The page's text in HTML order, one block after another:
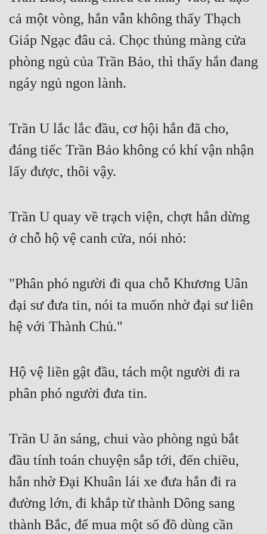
cả một vòng, hắn vẫn không thấy Thạch
Giáp Ngạc đâu cả. Chọc thủng màng cửa
phòng ngủ của Trần Bảo, thì thấy hắn đang
ngáy ngủ ngon lành.
Trần U lắc lắc đầu, cơ hội hắn đã cho,
đáng tiếc Trần Bảo không có khí vận nhận
lấy được, thôi vậy.
Trần U quay về trạch viện, chợt hắn dừng
ở chỗ hộ vệ canh cửa, nói nhỏ:
"Phân phó người đi qua chỗ Khương Uân
đại sư đưa tin, nói ta muốn nhờ đại sư liên
hệ với Thành Chủ."
Hộ vệ liền gật đầu, tách một người đi ra
phân phó người đưa tin.
Trần U ăn sáng, chui vào phòng ngủ bắt
đầu tính toán chuyện sắp tới, đến chiều,
hắn nhờ Đại Khuân lái xe đưa hắn đi ra
đường lớn, đi khắp từ thành Dông sang
thành Bắc, để mua một số đồ dùng cần